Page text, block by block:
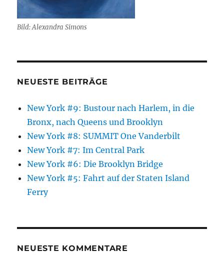
Bild: Alexandra Simons
NEUESTE BEITRÄGE
New York #9: Bustour nach Harlem, in die
Bronx, nach Queens und Brooklyn
New York #8: SUMMIT One Vanderbilt
New York #7: Im Central Park
New York #6: Die Brooklyn Bridge
New York #5: Fahrt auf der Staten Island
Ferry
NEUESTE KOMMENTARE